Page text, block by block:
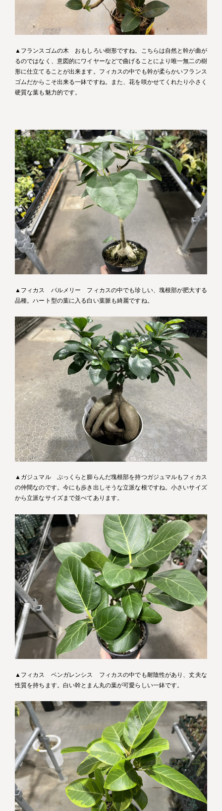
▲フランスゴムの木 おもしろい樹形ですね。こちらは自然と幹が曲が
るのではなく、意図的にワイヤーなどで曲げることにより唯一無二の樹
形に仕立てることが出来ます。フィカスの中でも幹が柔らかいフランス
ゴムだからこそ出来る一鉢ですね。また、花を咲かせてくれたり小さく
硬質な葉も魅力的です。
▲フィカス パルメリー フィカスの中でも珍しい、塊根部が肥大する
品種。ハート型の葉に入る白い葉脈も綺麗ですね。
▲ガジュマル ぷっくらと膨らんだ塊根部を持つガジュマルもフィカス
の仲間なのです。今にも歩き出しそうな立派な根ですね。小さいサイズ
から立派なサイズまで並べてあります。
▲フィカス ベンガレンシス フィカスの中でも耐陰性があり、丈夫な
性質を持ちます。白い幹とまん丸の葉が可愛らしい一鉢です。